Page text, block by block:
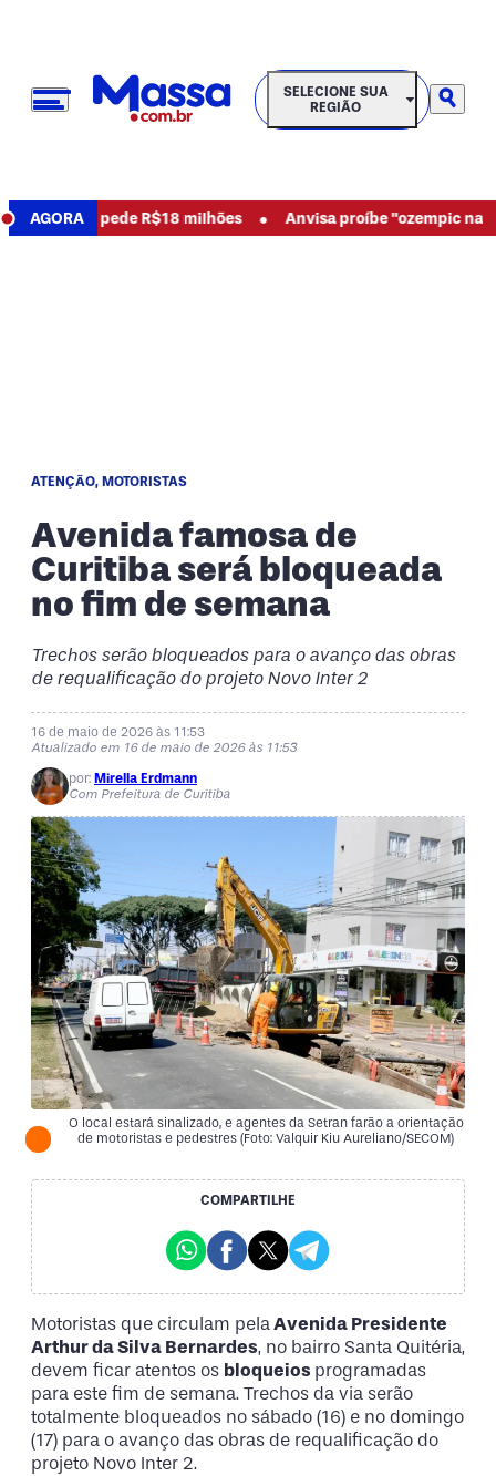
SELECIONE SUA REGIÃO
SELECIONE SUA
REGIÃO
AGORA
e pede R$18 milhões • Anvisa proíbe "ozempic natural"
ATENÇÃO, MOTORISTAS
Avenida famosa de
Curitiba será bloqueada
no fim de semana
Trechos serão bloqueados para o avanço das obras
de requalificação do projeto Novo Inter 2
16 de maio de 2026 às 11:53
Atualizado em 16 de maio de 2026 às 11:53
por: Mirella Erdmann
Com Prefeitura de Curitiba
O local estará sinalizado, e agentes da Setran farão a orientação
de motoristas e pedestres (Foto: Valquir Kiu Aureliano/SECOM)
COMPARTILHE
Motoristas que circulam pelaAvenida Presidente
Arthur da Silva Bernardes, no bairro Santa Quitéria,
devem ficar atentos os bloqueios programadas
para este fim de semana. Trechos da via serão
totalmente bloqueados no sábado (16) e no domingo
(17) para o avanço das obras de requalificação do
projeto Novo Inter 2.